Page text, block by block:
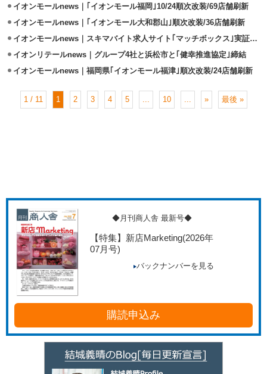
イオンモールnews｜｢イオンモール福岡｣10/24順次改装/69店舗刷新
イオンモールnews｜｢イオンモール大和郡山｣順次改装/36店舗刷新
イオンモールnews｜スキマバイト求人サイト｢マッチボックス｣実証実験を開始
イオンリテールnews｜グループ4社と浜松市と｢健幸推進協定｣締結
イオンモールnews｜福岡県｢イオンモール福津｣順次改装/24店舗刷新
1 / 11 1 2 3 4 5 ... 10 ... » 最後 »
◆月刊商人舎 最新号◆
【特集】新店Marketing(2026年
07月号)
バックナンバーを見る
購読申込み